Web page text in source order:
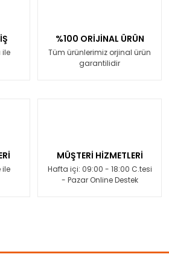
ile
%100 ORİJİNAL ÜRÜN
Tüm ürünlerimiz orjinal ürün
garantilidir
ile
MÜŞTERİ HİZMETLERİ
Hafta içi: 09:00 - 18:00 C.tesi
- Pazar Online Destek